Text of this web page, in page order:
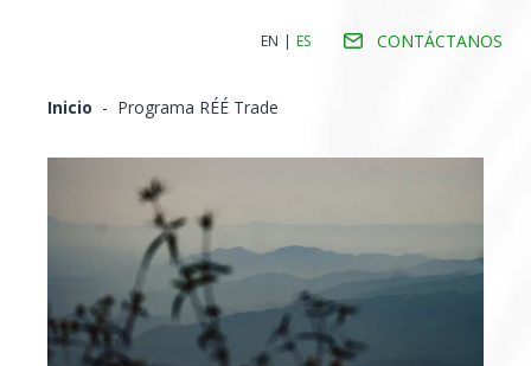
EN | ES CONTÁCTANOS
Inicio - Programa RÉÉ Trade